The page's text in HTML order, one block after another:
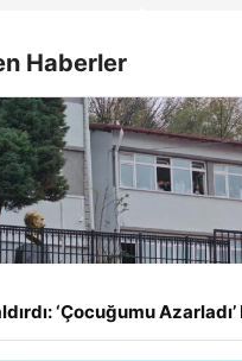
Haberler
‘Çocuğumu Azarladı’